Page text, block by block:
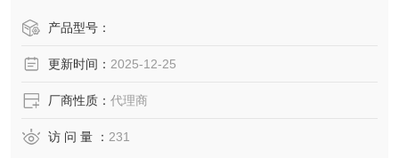
（Bug Keeper micro）。提供自立式与壁挂式（micro型号）
产品型号：
更新时间： 2025-12-25
厂商性质： 代理商
访 问 量 ： 231